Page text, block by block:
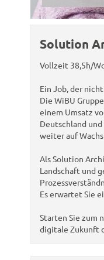
Solution
Vollzeit 38,5h/
Ein Job, der
Die WiBU
einem Umsatz
Deutschland
weiter auf
Als Solution
Landschaft und
Es erwartet Sie
Starten Sie zum
digitale Zukunft